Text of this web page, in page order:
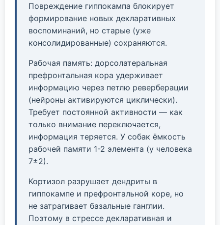
Повреждение гиппокампа блокирует
формирование новых декларативных
воспоминаний, но старые (уже
консолидированные) сохраняются.
Рабочая память: дорсолатеральная
префронтальная кора удерживает
информацию через петлю реверберации
(нейроны активируются циклически).
Требует постоянной активности — как
только внимание переключается,
информация теряется. У собак ёмкость
рабочей памяти 1-2 элемента (у человека
7±2).
Кортизол разрушает дендриты в
гиппокампе и префронтальной коре, но
не затрагивает базальные ганглии.
Поэтому в стрессе декларативная и